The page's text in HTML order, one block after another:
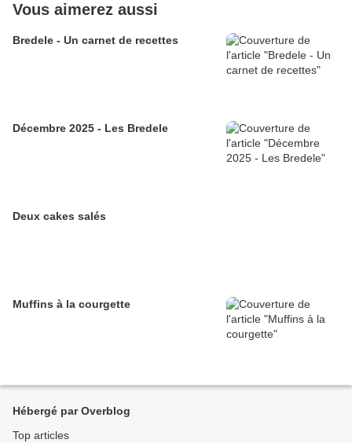
Vous aimerez aussi
Bredele - Un carnet de recettes
Décembre 2025 - Les Bredele
Deux cakes salés
Muffins à la courgette
Hébergé par Overblog
Top articles